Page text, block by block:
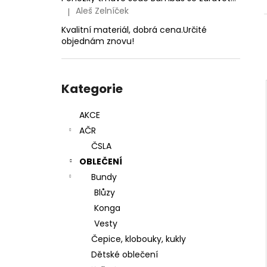
Hodnocení produktu je 5 z 5 hvězdiček.
| Aleš Zelníček
Kvalitní materiál, dobrá cena.Určité
objednám znovu!
kategorie
Kategorie
AKCE
AČR
ČSLA
OBLEČENÍ
Bundy
Blůzy
Konga
Vesty
Čepice, klobouky, kukly
Dětské oblečení
24 Kč